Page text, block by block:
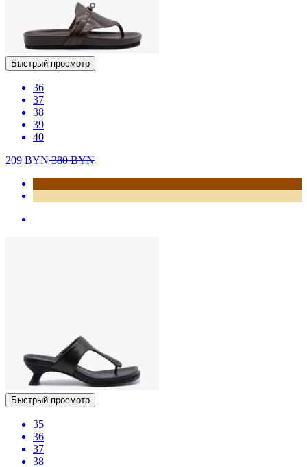
Быстрый просмотр
36
37
38
39
40
209 BYN380BYN
Быстрый просмотр
35
36
37
38